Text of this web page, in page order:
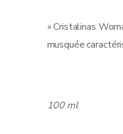
5
« Cristalinas
musquée
100 ml